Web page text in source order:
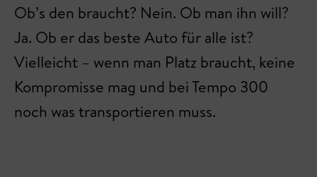
Ob’s den braucht? Nein. Ob man ihn will?
Ja. Ob er das beste Auto für alle ist?
Vielleicht – wenn man Platz braucht, keine
Kompromisse mag und bei Tempo 300
noch was transportieren muss.